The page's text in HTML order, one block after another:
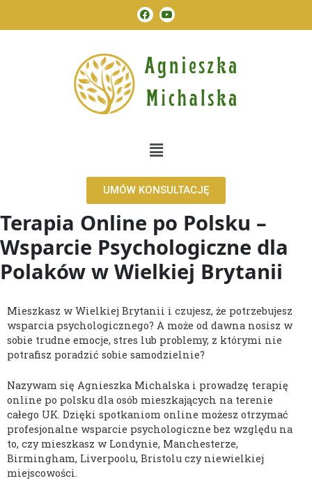
F
a
c
o
o
Y
o
u
b
e
Menu
UMÓW KONSULTACJĘ
Terapia Online po Polsku –
Wsparcie Psychologiczne dla
Polaków w Wielkiej Brytanii
Mieszkasz w Wielkiej Brytanii i czujesz, że potrzebujesz
wsparcia psychologicznego? A może od dawna nosisz w
sobie trudne emocje, stres lub problemy, z którymi nie
potrafisz poradzić sobie samodzielnie?
Nazywam się Agnieszka Michalska i prowadzę terapię
online po polsku dla osób mieszkających na terenie
całego UK. Dzięki spotkaniom online możesz otrzymać
profesjonalne wsparcie psychologiczne bez względu na
to, czy mieszkasz w Londynie, Manchesterze,
Birmingham, Liverpoolu, Bristolu czy niewielkiej
miejscowości.